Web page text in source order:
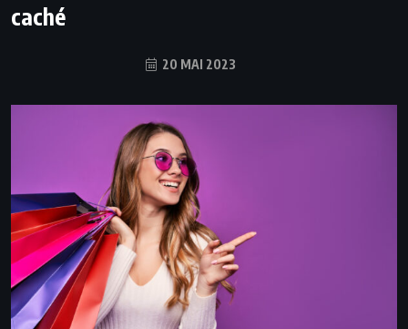
caché
20 MAI 2023